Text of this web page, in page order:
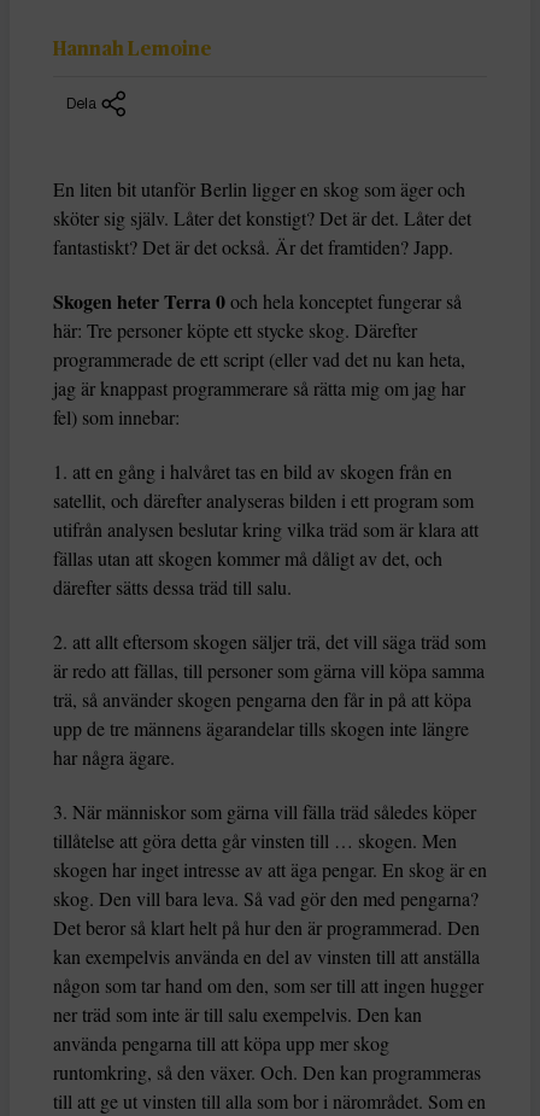
Hannah Lemoine
Dela
En liten bit utanför Berlin ligger en skog som äger och
sköter sig själv. Låter det konstigt? Det är det. Låter det
fantastiskt? Det är det också. Är det framtiden? Japp.
Skogen heter Terra 0och hela konceptet fungerar så
här: Tre personer köpte ett stycke skog. Därefter
programmerade de ett script (eller vad det nu kan heta,
jag är knappast programmerare så rätta mig om jag har
fel) som innebar:
1. att en gång i halvåret tas en bild av skogen från en
satellit, och därefter analyseras bilden i ett program som
utifrån analysen beslutar kring vilka träd som är klara att
fällas utan att skogen kommer må dåligt av det, och
därefter sätts dessa träd till salu.
2. att allt eftersom skogen säljer trä, det vill säga träd som
är redo att fällas, till personer som gärna vill köpa samma
trä, så använder skogen pengarna den får in på att köpa
upp de tre männens ägarandelar tills skogen inte längre
har några ägare.
3. När människor som gärna vill fälla träd således köper
tillåtelse att göra detta går vinsten till … skogen. Men
skogen har inget intresse av att äga pengar. En skog är en
skog. Den vill bara leva. Så vad gör den med pengarna?
Det beror så klart helt på hur den är programmerad. Den
kan exempelvis använda en del av vinsten till att anställa
någon som tar hand om den, som ser till att ingen hugger
ner träd som inte är till salu exempelvis. Den kan
använda pengarna till att köpa upp mer skog
runtomkring, så den växer. Och. Den kan programmeras
till att ge ut vinsten till alla som bor i närområdet. Som en